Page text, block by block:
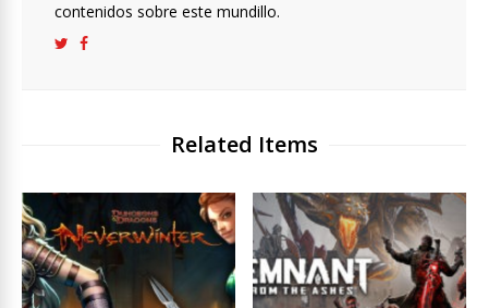
contenidos sobre este mundillo.
Related Items